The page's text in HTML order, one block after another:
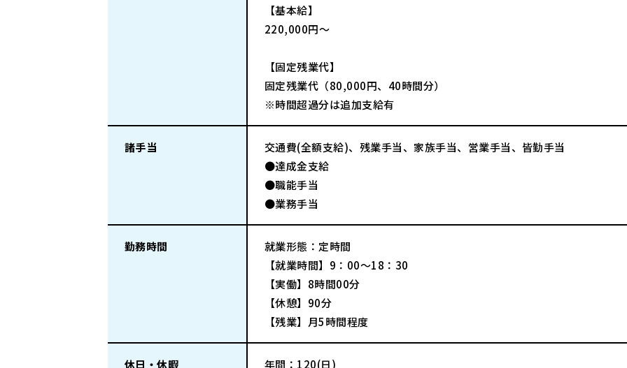
【基本給】
220,000円～
【固定残業代】
固定残業代（80,000円、40時間分）
※時間超過分は追加支給有
諸手当
交通費(全額支給)、残業手当、家族手当、営業手当、皆勤手当
●達成金支給
●職能手当
●業務手当
勤務時間
就業形態：定時間
【就業時間】9：00～18：30
【実働】8時間00分
【休憩】90分
【残業】月5時間程度
休日・休暇 年間：120(日)